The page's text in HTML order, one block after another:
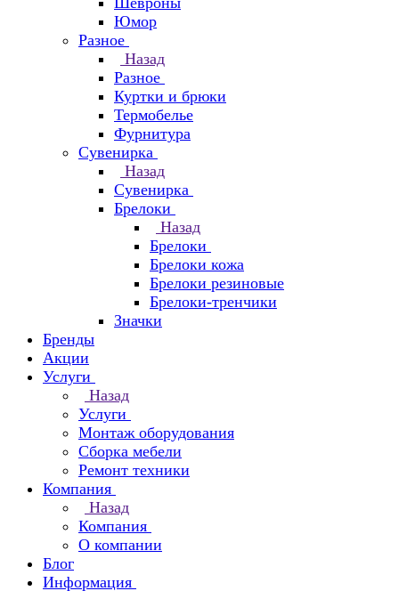
Юмор
Разное
Назад
Разное
Куртки и брюки
Термобелье
Фурнитура
Сувенирка
Назад
Сувенирка
Брелоки
Назад
Брелоки
Брелоки кожа
Брелоки резиновые
Брелоки-тренчики
Значки
Бренды
Акции
Услуги
Назад
Услуги
Монтаж оборудования
Сборка мебели
Ремонт техники
Компания
Назад
Компания
О компании
Блог
Информация